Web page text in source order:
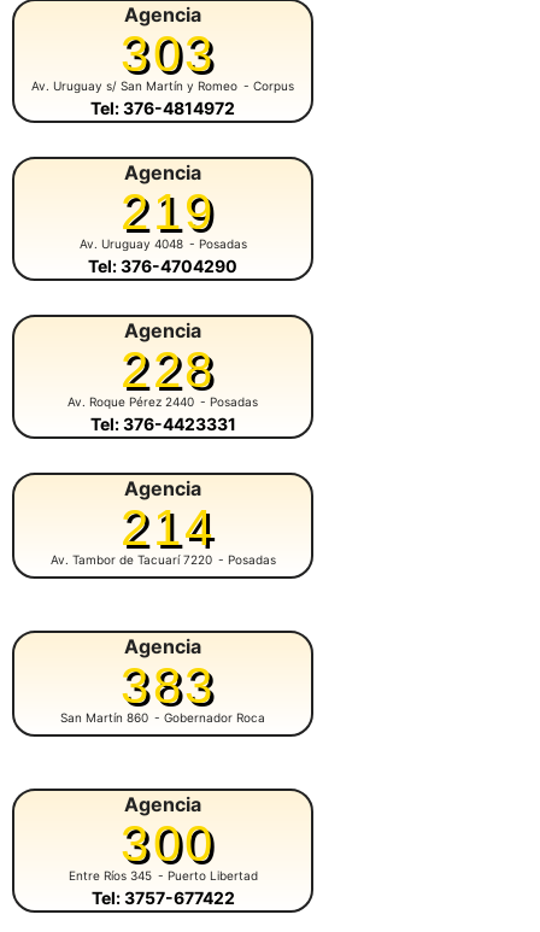
Agencia
303
Av. Uruguay s/ San Martín y Romeo - Corpus
Tel: 376-4814972
Agencia
219
Av. Uruguay 4048 - Posadas
Tel: 376-4704290
Agencia
228
Av. Roque Pérez 2440 - Posadas
Tel: 376-4423331
Agencia
214
Av. Tambor de Tacuarí 7220 - Posadas
Agencia
383
San Martín 860 - Gobernador Roca
Agencia
300
Entre Ríos 345 - Puerto Libertad
Tel: 3757-677422